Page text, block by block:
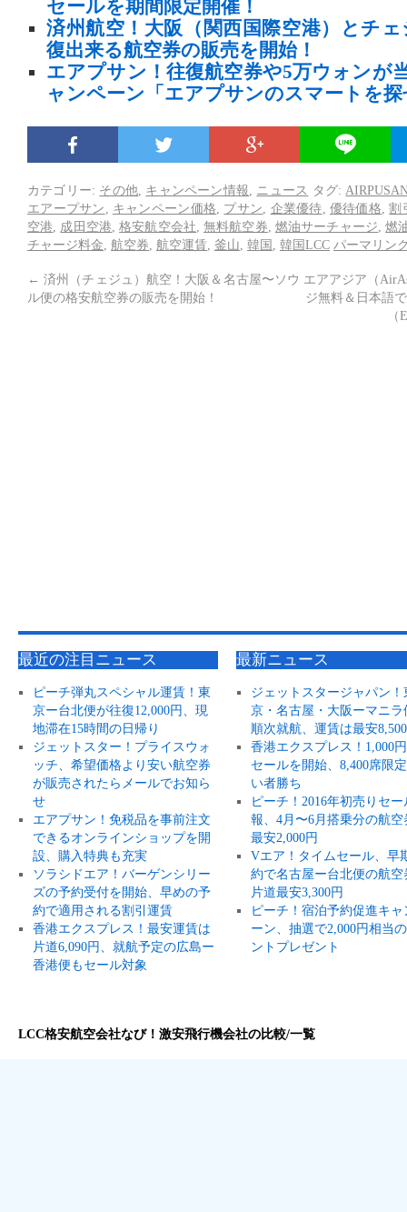
セールを期間限定開催！
済州航空！大阪（関西国際空港）とチ
復出来る航空券の販売を開始！
エアプサン！往復航空券や5万ウォンが
ャンペーン「エアプサンのスマートを
カテゴリー: その他 キャンペーン情報 ニュース タグ:
エアープサン
キャンペーン価格 プサン 企業優待 優待価格 ,割
空港
成田空港 ,格安航空会社 ,無料航空券 燃油サーチャージ ,燃
チャージ料金 航空券 航空運賃 釜山 韓国 韓国LCC パーマリン
← 済州（チェジュ）航空！大阪＆名古屋〜ソウ
ル便の格安航空券の販売を開始！
エアアジア（
ジ無料＆日本語
最近の注目ニュース
ピーチ弾丸スペシャル運賃！東
京ー台北便が往復12,000円、現
地滞在15時間の日帰り
ジェットスター！プライスウォ
ッチ、希望価格より安い航空券
が販売されたらメールでお知ら
せ
エアプサン！免税品を事前注文
できるオンラインショップを開
設、購入特典も充実
ソラシドエア！バーゲンシリー
ズの予約受付を開始、早めの予
約で適用される割引運賃
香港エクスプレス！最安運賃は
片道6,090円、就航予定の広島ー
香港便もセール対象
最新ニュース
ジェットスタージャパン！
京・名古屋・大阪ーマニラ
順次就航、運賃は最安
香港エクスプレス！1,000
セールを開始、8,400席限
い者勝ち
ピーチ！2016年初売りセー
報、4月〜6月搭乗分の航空
最安2,000円
Vエア！タイムセール、早
約で名古屋ー台北便の航空
片道最安3,300円
ピーチ！宿泊予約促進キャ
ーン、抽選で2,000円相当
ントプレゼント
LCC格安航空会社なび！激安飛行機会社の比較/一覧